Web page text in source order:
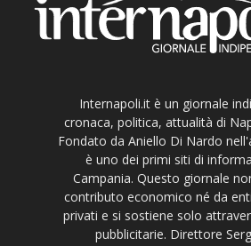
Internapoli.it è un giornale
cronaca, politica, attualità di
Fondato da Aniello Di Nardo
è uno dei primi siti di
Campania. Questo giornale
contributo economico né da
privati e si sostiene solo
pubblicitarie. Direttore